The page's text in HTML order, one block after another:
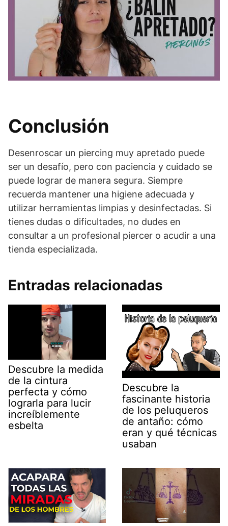
Conclusión
Desenroscar un piercing muy apretado puede
ser un desafío, pero con paciencia y cuidado se
puede lograr de manera segura. Siempre
recuerda mantener una higiene adecuada y
utilizar herramientas limpias y desinfectadas. Si
tienes dudas o dificultades, no dudes en
consultar a un profesional piercer o acudir a una
tienda especializada.
Entradas relacionadas
Descubre la medida
de la cintura
perfecta y cómo
lograrla para lucir
increíblemente
esbelta
Descubre la
fascinante historia
de los peluqueros
de antaño: cómo
eran y qué técnicas
usaban